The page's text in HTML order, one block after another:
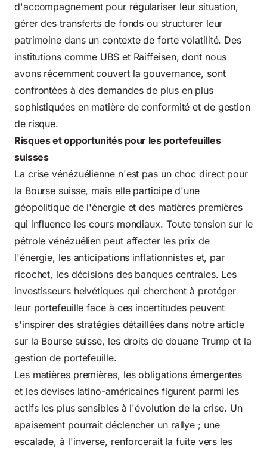
d'accompagnement pour régulariser leur situation,
gérer des transferts de fonds ou structurer leur
patrimoine dans un contexte de forte volatilité. Des
institutions comme UBSet Raiffeisen, dont nous
avons récemment couvert la gouvernance, sont
confrontées à des demandes de plus en plus
sophistiquées en matière de conformité et de gestion
de risque.
Risques et opportunités pour les portefeuilles
suisses
La crise vénézuélienne n'est pas un choc direct pour
la Bourse suisse, mais elle participe d'une
géopolitique de l'énergie et des matières premières
qui influence les cours mondiaux. Toute tension sur le
pétrole vénézuélien peut affecter les prix de
l'énergie, les anticipations inflationnistes et, par
ricochet, les décisions des banques centrales. Les
investisseurs helvétiques qui cherchent à protéger
leur portefeuille face à ces incertitudes peuvent
s'inspirer des stratégies détaillées dans notre article
sur la Bourse suisse, les droits de douane Trump et la
gestion de portefeuille.
Les matières premières, les obligations émergentes
et les devises latino-américaines figurent parmi les
actifs les plus sensibles à l'évolution de la crise. Un
apaisement pourrait déclencher un rallye ; une
escalade, à l'inverse, renforcerait la fuite vers les